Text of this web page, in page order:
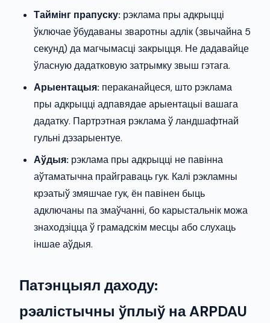
Таймінг прапуску: рэклама пры адкрыцці
ўключае ўбудаваны зваротны адлік (звычайна 5
секунд) да магчымасці закрыцця. Не дадавайце
ўласную дадатковую затрымку звыш гэтага.
Арыентацыя: пераканайцеся, што рэклама
пры адкрыцці адпавядае арыентацыі вашага
дадатку. Партрэтная рэклама ў ландшафтнай
гульні дэзарыентуе.
Аўдыя: рэклама пры адкрыцці не павінна
аўтаматычна прайграваць гук. Калі рэкламны
крэатыў змяшчае гук, ён павінен быць
адключаны па змаўчанні, бо карыстальнік можа
знаходзіцца ў грамадскім месцы або слухаць
іншае аўдыя.
Патэнцыял даходу:
рэалістычны ўплыў на ARPDAU